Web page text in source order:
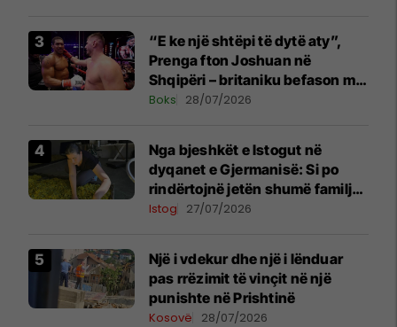
“E ke një shtëpi të dytë aty”,
Prenga fton Joshuan në
Shqipëri – britaniku befason me
komentin
Boks 28/07/2026
Nga bjeshkët e Istogut në
dyqanet e Gjermanisë: Si po
rindërtojnë jetën shumë familje
nga eksporti i bimëve mjekësore
Istog 27/07/2026
Një i vdekur dhe një i lënduar
pas rrëzimit të vinçit në një
punishte në Prishtinë
Kosovë 28/07/2026